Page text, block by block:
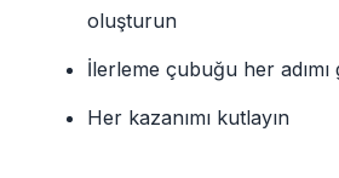
oluşturun
İlerleme çubuğu her
Her kazanımı kutlayın